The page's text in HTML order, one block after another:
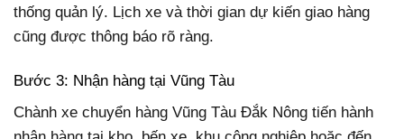
thống quản lý. Lịch xe và thời gian dự kiến giao hàng
cũng được thông báo rõ ràng.
Bước 3: Nhận hàng tại Vũng Tàu
Chành xe chuyển hàng Vũng Tàu Đắk Nông tiến hành